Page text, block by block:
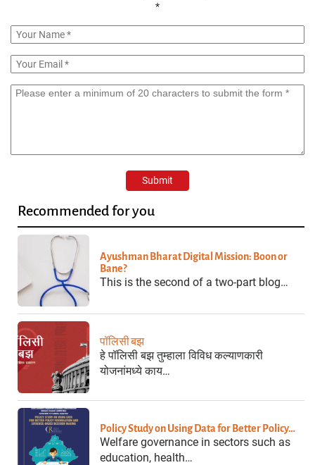
*
Recommended for you
Ayushman Bharat Digital Mission: Boon or
Bane?
This is the second of a two-part blog…
पॉलिसी बझ
हे पॉलिसी बझ तुम्हाला विविध कल्याणकारी
योजनांमध्ये काय…
Policy Study on Using Data for Better Policy…
Welfare governance in sectors such as
education, health…